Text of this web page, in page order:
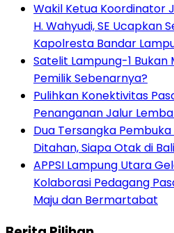
Wakil Ketua Koordinator
H. Wahyudi, SE Ucapkan
Kapolresta Bandar
Satelit Lampung-1 Bukan
Pemilik Sebenarnya?
Pulihkan Konektivitas
Penanganan Jalur
Dua Tersangka Pembuka
Ditahan, Siapa Otak di
APPSI Lampung Utara
Kolaborasi Pedagang
Maju dan Bermartabat